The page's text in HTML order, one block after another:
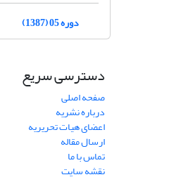
دوره 05 (1387)
دسترسی سریع
صفحه اصلی
درباره نشریه
اعضای هیات تحریریه
ارسال مقاله
تماس با ما
نقشه سایت